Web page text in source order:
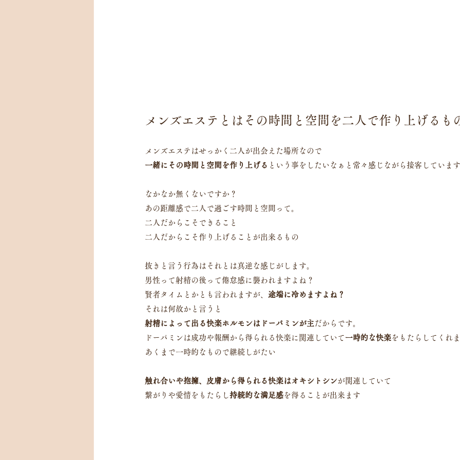
メンズエステとはその時間と空間を二人で作り上げるも
メンズエステはせっかく二人が出会えた場所なので
一緒にその時間と空間を作り上げる という事をしたいなぁと常々感じながら接客していま
なかなか無くないですか？
あの距離感で二人で過ごす時間と空間って。
二人だからこそできること
二人だからこそ作り上げることが出来るもの
抜きと言う行為はそれとは真逆な感じがします。
男性って射精の後って倦怠感に襲われますよね？
賢者タイムとかとも言われますが、 途端に冷めますよね？
それは何故かと言うと
射精によって出る快楽ホルモンはドーパミンが主 だからです。
ドーパミンは成功や報酬から得られる快楽に関連していて 一時的な快楽 をもたらしてくれ
あくまで一時的なもので継続しがたい
触れ合いや抱擁、皮膚から得られる快楽はオキシトシンが関連していて
繋がりや愛情をもたらし 持続的な満足感 を得ることが出来ます